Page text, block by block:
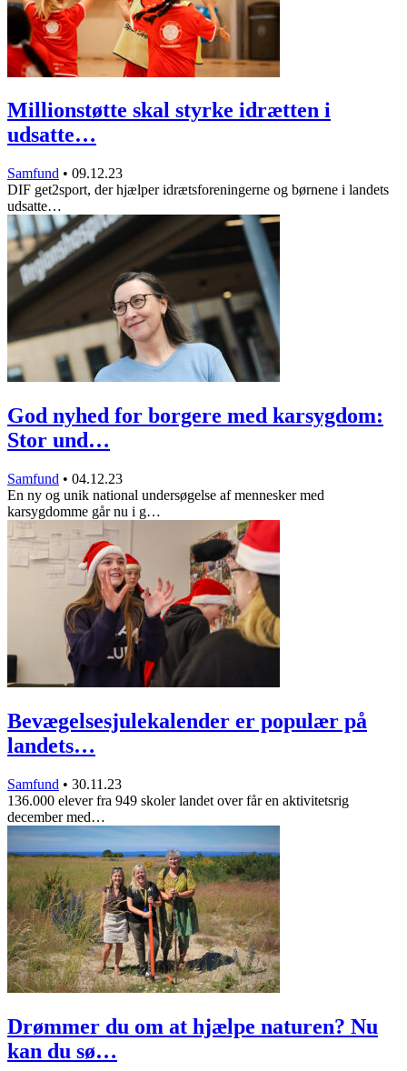
Millionstøtte skal styrke idrætten i
udsatte…
Samfund • 09.12.23
DIF get2sport, der hjælper idrætsforeningerne og børnene i landets
udsatte…
God nyhed for borgere med karsygdom:
Stor und…
Samfund • 04.12.23
En ny og unik national undersøgelse af mennesker med
karsygdomme går nu i g…
Bevægelsesjulekalender er populær på
landets…
Samfund • 30.11.23
136.000 elever fra 949 skoler landet over får en aktivitetsrig
december med…
Drømmer du om at hjælpe naturen? Nu
kan du sø…